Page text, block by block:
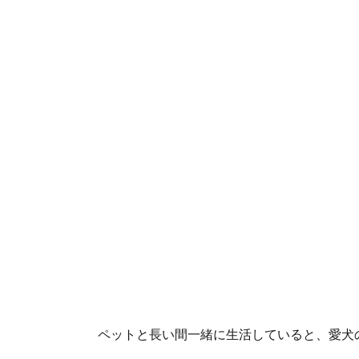
ペットと長い間一緒に生活していると、愛犬